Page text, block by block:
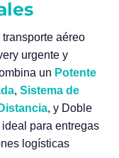
aéreo
urgente y
un Potente
, Sistema de
, y Doble
para entregas
logísticas